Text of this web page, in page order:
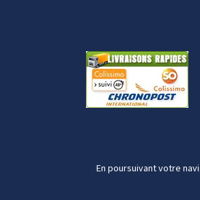
En poursuivant votre